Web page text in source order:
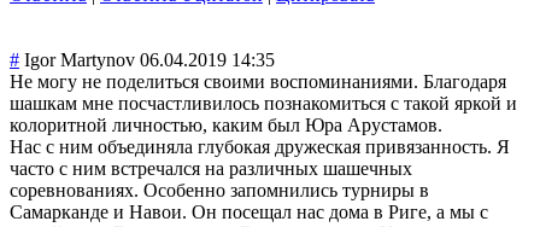
# Igor Martynov 06.04.2019 14:35
Не могу не поделиться своими воспоминаниями. Благодаря
шашкам мне посчастливилось познакомиться с такой яркой и
колоритной личностью, каким был Юра Арустамов.
Нас с ним объединяла глубокая дружеская привязанность. Я
часто с ним встречался на различных шашечных
соревнованиях. Особенно запомнились турниры в
Самарканде и Навои. Он посещал нас дома в Риге, а мы с